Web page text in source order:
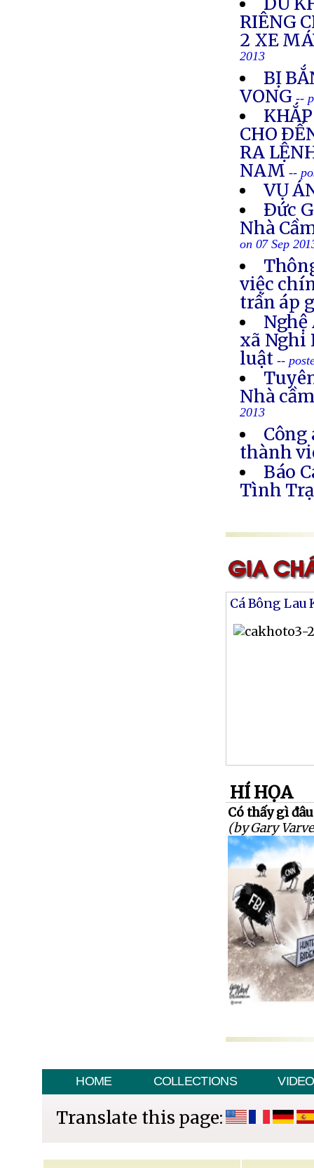
RIÊNG
2 XE
2013
BỊ
VONG --
CHO
RA
NAM--
VỤ
Ðức
Nhà
on 07 Sep
việc
trấn áp
Nghệ
xã Nghi
luật--
Nhà
2013
thành
Báo
Tình
Cá Bông Lau
HÍ HỌA
Có thấy gì
(by Gary
HOME COLLECTIONS VIDEO
Translate this page: